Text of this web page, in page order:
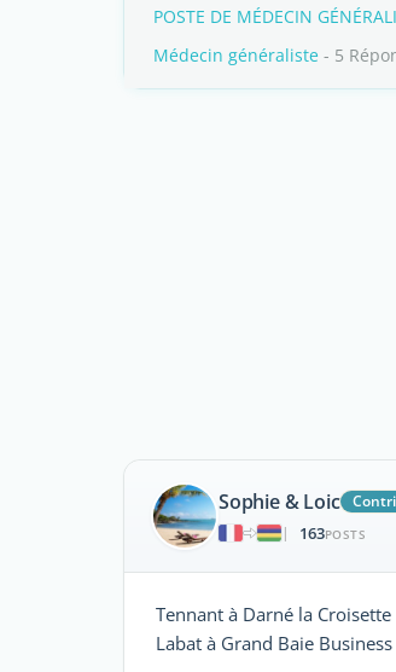
POSTE DE MÉDECIN
Médecin généraliste - 5
Sophie & Loic
|
163POSTS
Tennant à Darné la Croisette
Labat à Grand Baie